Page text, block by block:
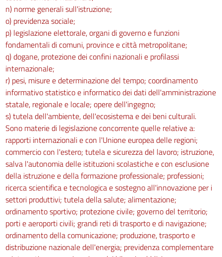
n) norme generali sull'istruzione;
o) previdenza sociale;
p) legislazione elettorale, organi di governo e funzioni
fondamentali di comuni, province e città metropolitane;
q) dogane, protezione dei confini nazionali e profilassi
internazionale;
r) pesi, misure e determinazione del tempo; coordinamento
informativo statistico e informatico dei dati dell'amministrazione
statale, regionale e locale; opere dell'ingegno;
s) tutela dell'ambiente, dell'ecosistema e dei beni culturali.
Sono materie di legislazione concorrente quelle relative a:
rapporti internazionali e con l'Unione europea delle regioni;
commercio con l'estero; tutela e sicurezza del lavoro; istruzione,
salva l'autonomia delle istituzioni scolastiche e con esclusione
della istruzione e della formazione professionale; professioni;
ricerca scientifica e tecnologica e sostegno all'innovazione per i
settori produttivi; tutela della salute; alimentazione;
ordinamento sportivo; protezione civile; governo del territorio;
porti e aeroporti civili; grandi reti di trasporto e di navigazione;
ordinamento della comunicazione; produzione, trasporto e
distribuzione nazionale dell'energia; previdenza complementare